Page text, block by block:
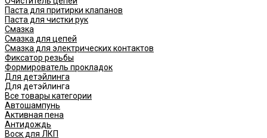
Паста для притирки клапанов
Паста для чистки рук
Смазка
Смазка для цепей
Смазка для электрических контактов
Фиксатор резьбы
Формирователь прокладок
Для детэйлинга
Для детэйлинга
Все товары категории
Автошампунь
Активная пена
Антидождь
Воск для ЛКП